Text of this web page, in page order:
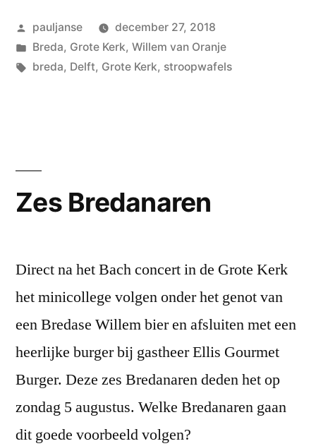
Geplaatst
door
pauljanse
december 27, 2018
Geplaatst
in
Breda, Grote Kerk, Willem van Oranje
Tags:
breda, Delft, Grote Kerk, stroopwafels
Zes Bredanaren
Direct na het Bach concert in de Grote Kerk
het minicollege volgen onder het genot van
een Bredase Willem bier en afsluiten met een
heerlijke burger bij gastheer Ellis Gourmet
Burger. Deze zes Bredanaren deden het op
zondag 5 augustus. Welke Bredanaren gaan
dit goede voorbeeld volgen?